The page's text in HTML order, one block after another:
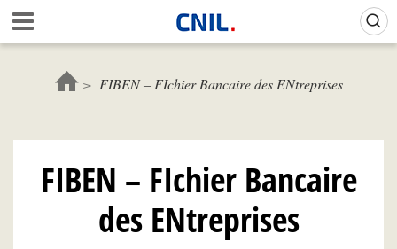
Aller
au
contenu
c
u
l
C
N
I
L
FIBEN – FIchier Bancaire des ENtreprises
FIBEN – FIchier Bancaire
des ENtreprises
Gestion de vos préférences sur les cookies (témoins de connexion)